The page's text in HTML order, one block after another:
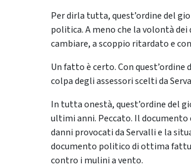
Per dirla tutta, quest’ordine del
politica. A meno che la volontà
cambiare, a scoppio ritardato e
Un fatto è certo. Con
colpa degli assessori scelti da
In tutta onestà, quest’ordine del
ultimi anni. Peccato. Il
danni provocati da Servalli e la
documento politico di ottima
contro i mulini a vento.